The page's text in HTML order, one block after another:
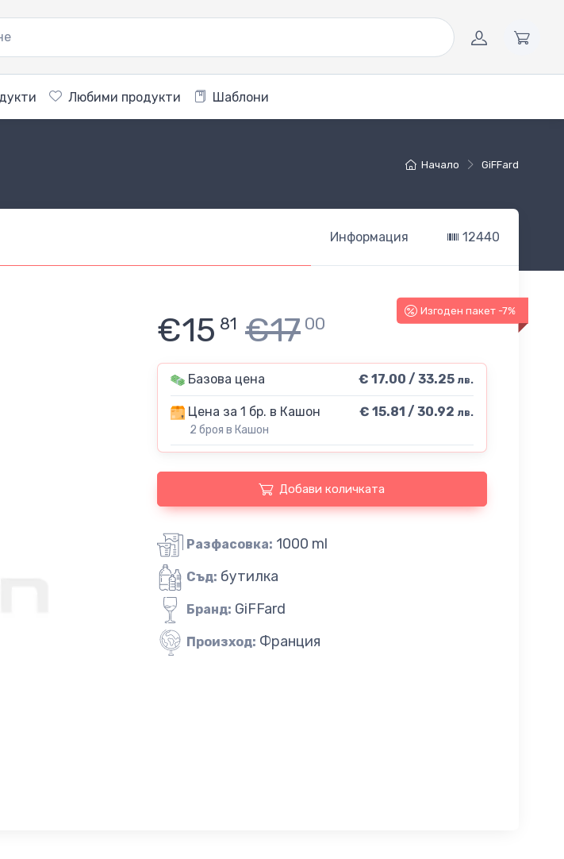
Любими продукти Шаблони
Начало GiFFard
Информация 12440
Изгоден пакет -7%
€15 81 €17 00
Базова цена € 17.00 / 33.25 лв.
Цена за 1 бр. в Кашон
2 броя в Кашон
€ 15.81 / 30.92 лв.
Добави количката
Разфасовка: 1000 ml
Съд: бутилка
Бранд: GiFFard
Произход: Франция